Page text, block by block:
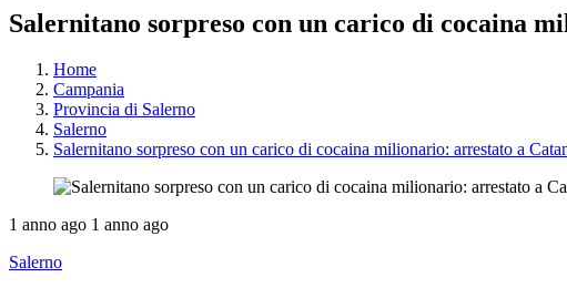
Salernitano sorpreso con un carico di cocaina
Home
Campania
Provincia di Salerno
Salerno
Salernitano sorpreso con un carico di cocaina milionario: arrestato a
1 anno ago 1 anno ago
Salerno